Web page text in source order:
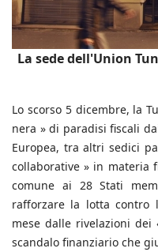
La sede dell'Union
Lo scorso 5 dicembre, la
nera » di paradisi fiscali
Europea, tra altri sedici
collaborative » in materia
comune ai 28 Stati
rafforzare la lotta contro
mese dalle rivelazioni dei
scandalo finanziario che